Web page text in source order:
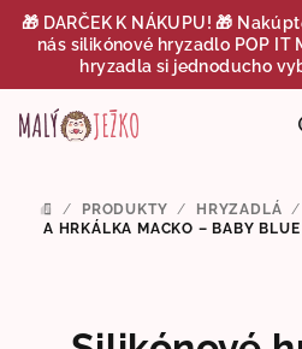
Prejsť
🎁 DARČEK K NÁKUPU! 🎁
nás silikónové hryzadlo POP IT
hryzadla si jednoducho
DOMOV
/ PRODUKTY / HRYZADLÁ /
A HRKÁLKA MACKO – BABY BLUE